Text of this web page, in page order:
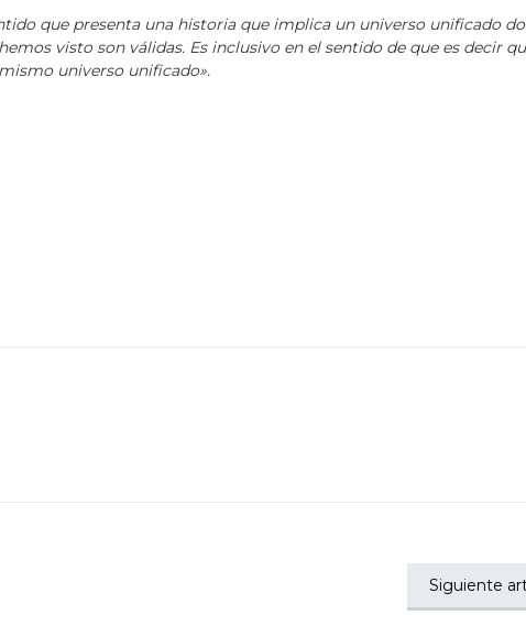
que presenta una historia que implica un universo unificado
visto son válidas. Es inclusivo en el sentido de que es decir
universo unificado».
Siguiente